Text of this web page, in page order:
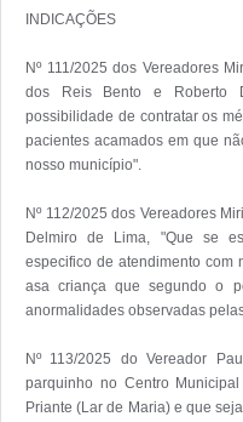
INDICAÇÕES
Nº 111/2025 dos Vereadores
dos Reis Bento e Roberto
possibilidade de contratar os
pacientes acamados em que
nosso município".
Nº 112/2025 dos Vereadores
Delmiro de Lima, "Que se
especifico de atendimento com
asa criança que segundo o
anormalidades observadas
Nº 113/2025 do Vereador
parquinho no Centro
Priante (Lar de Maria) e que